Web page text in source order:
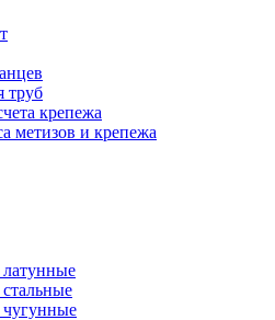
труб
крепежа
метизов и крепежа